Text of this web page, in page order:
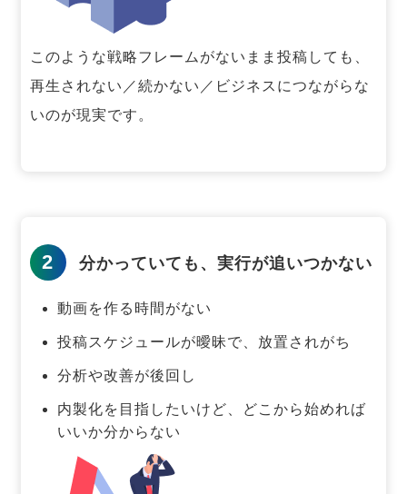
このような戦略フレームがないまま投稿しても、
再生されない／続かない／ビジネスにつながらな
いのが現実です。
2 分かっていても、実行が追いつかない
動画を作る時間がない
投稿スケジュールが曖昧で、放置されがち
分析や改善が後回し
内製化を目指したいけど、どこから始めれば
いいか分からない